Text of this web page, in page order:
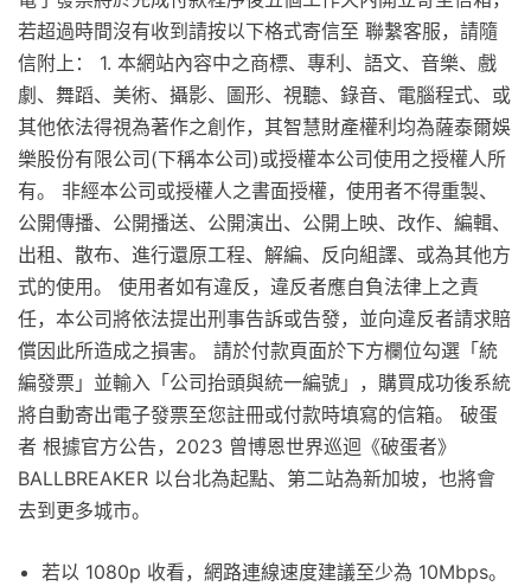
若超過時間沒有收到請按以下格式寄信至 聯繫客服，請隨
信附上： 1. 本網站內容中之商標、專利、語文、音樂、戲
劇、舞蹈、美術、攝影、圖形、視聽、錄音、電腦程式、或
其他依法得視為著作之創作，其智慧財產權利均為薩泰爾娛
樂股份有限公司(下稱本公司)或授權本公司使用之授權人所
有。 非經本公司或授權人之書面授權，使用者不得重製、
公開傳播、公開播送、公開演出、公開上映、改作、編輯、
出租、散布、進行還原工程、解編、反向組譯、或為其他方
式的使用。 使用者如有違反，違反者應自負法律上之責
任，本公司將依法提出刑事告訴或告發，並向違反者請求賠
償因此所造成之損害。 請於付款頁面於下方欄位勾選「統
編發票」並輸入「公司抬頭與統一編號」，購買成功後系統
將自動寄出電子發票至您註冊或付款時填寫的信箱。 破蛋
者 根據官方公告，2023 曾博恩世界巡迴《破蛋者》
BALLBREAKER 以台北為起點、第二站為新加坡，也將會
去到更多城市。
若以 1080p 收看，網路連線速度建議至少為 10Mbps。